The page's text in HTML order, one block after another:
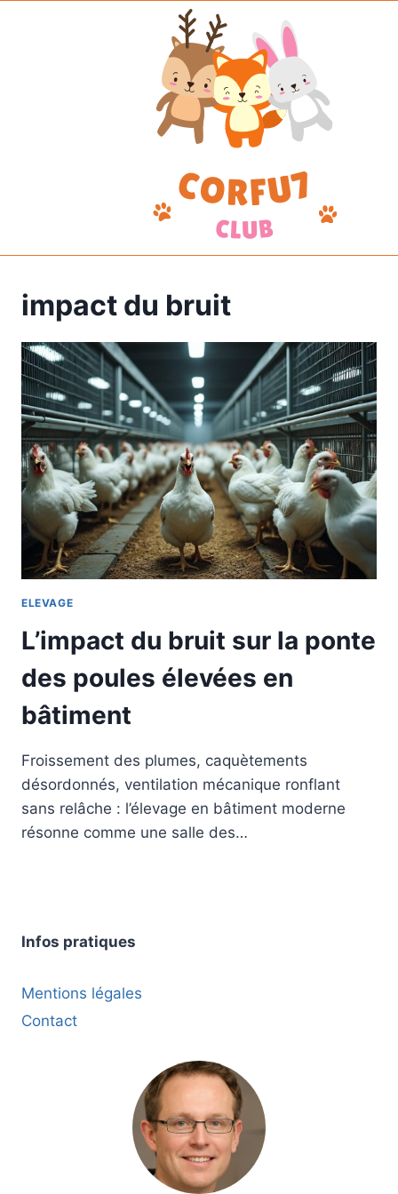
impact du bruit
ELEVAGE
L’impact du bruit sur la ponte
des poules élevées en
bâtiment
Froissement des plumes, caquètements
désordonnés, ventilation mécanique ronflant
sans relâche : l’élevage en bâtiment moderne
résonne comme une salle des…
Infos pratiques
Mentions légales
Contact